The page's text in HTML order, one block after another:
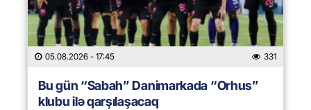
05.08.2026 - 17:45 331
Bu gün “Sabah” Danimarkada “Orhus”
klubu ilə qarşılaşacaq